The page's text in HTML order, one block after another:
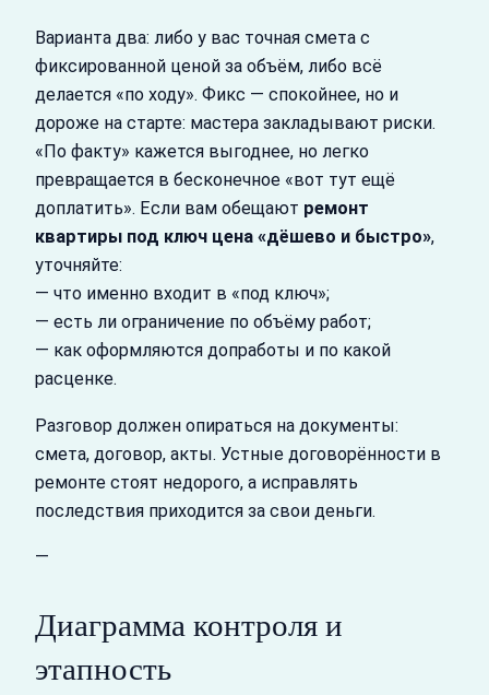
Варианта два: либо у вас точная смета с
фиксированной ценой за объём, либо всё
делается «по ходу». Фикс — спокойнее, но и
дороже на старте: мастера закладывают риски.
«По факту» кажется выгоднее, но легко
превращается в бесконечное «вот тут ещё
доплатить». Если вам обещают ремонт
квартиры под ключ цена «дёшево и быстро»,
уточняйте:
— что именно входит в «под ключ»;
— есть ли ограничение по объёму работ;
— как оформляются допработы и по какой
расценке.
Разговор должен опираться на документы:
смета, договор, акты. Устные договорённости в
ремонте стоят недорого, а исправлять
последствия приходится за свои деньги.
—
Диаграмма контроля и
этапность